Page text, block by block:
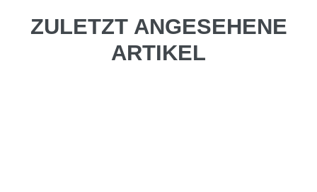
ZULETZT ANGESEHENE
ARTIKEL